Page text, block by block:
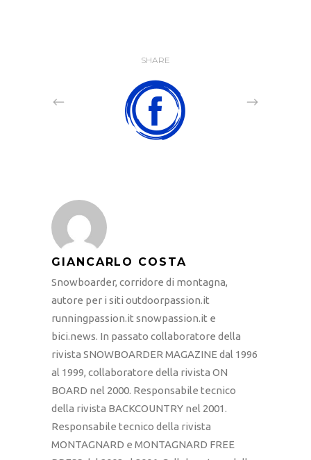
SHARE
GIANCARLO COSTA
Snowboarder, corridore di montagna,
autore per i siti outdoorpassion.it
runningpassion.it snowpassion.it e
bici.news. In passato collaboratore della
rivista SNOWBOARDER MAGAZINE dal 1996
al 1999, collaboratore della rivista ON
BOARD nel 2000. Responsabile tecnico
della rivista BACKCOUNTRY nel 2001.
Responsabile tecnico della rivista
MONTAGNARD e MONTAGNARD FREE